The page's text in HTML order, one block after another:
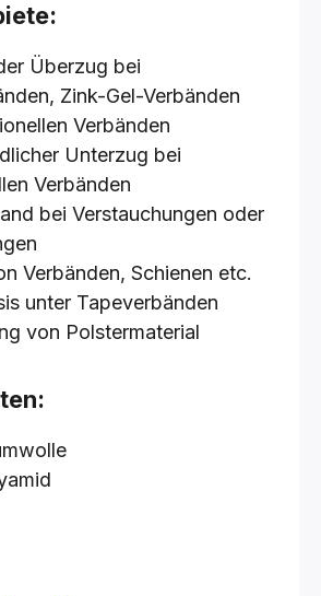
Überzug bei
Zink-Gel-Verbänden
Verbänden
Unterzug bei
Verbänden
bei Verstauchungen oder
Verbänden, Schienen etc.
unter Tapeverbänden
von Polstermaterial